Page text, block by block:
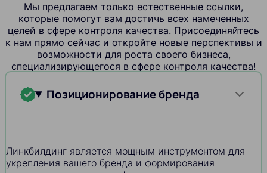
Мы предлагаем только естественные ссылки,
которые помогут вам достичь всех намеченных
целей в сфере контроля качества. Присоединяйтесь
к нам прямо сейчас и откройте новые перспективы и
возможности для роста своего бизнеса,
специализирующегося в сфере контроля качества!
Позиционирование бренда
Линкбилдинг является мощным инструментом для
укрепления вашего бренда и формирования